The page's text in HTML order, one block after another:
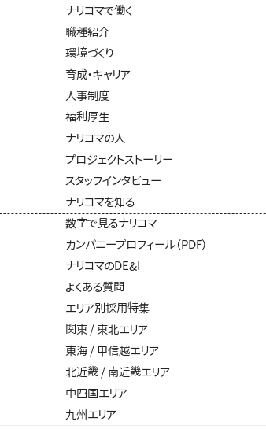
ナリコマで働く
職種紹介
環境づくり
育成・キャリア
人事制度
福利厚生
ナリコマの人
プロジェクトストーリー
スタッフインタビュー
ナリコマを知る
数字で見るナリコマ
カンパニープロフィール（PDF）
ナリコマのDE&I
よくある質問
エリア別採用特集
関東 / 東北エリア
東海 / 甲信越エリア
北近畿 / 南近畿エリア
中四国エリア
九州エリア